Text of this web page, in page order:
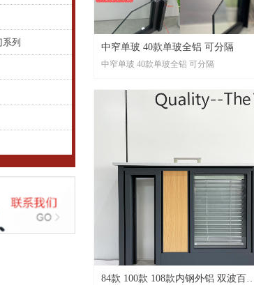
列 中窄单玻 40款单玻全铝 可分隔
中窄单玻 40款单玻全铝 可分隔
84款 100款 108款内钢外铝 双波百